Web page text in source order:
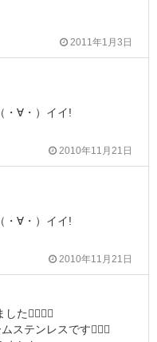
2011年1月3日
・∀・）イイ!
2010年11月21日
・∀・）イイ!
2010年11月21日
した
ステンレスです